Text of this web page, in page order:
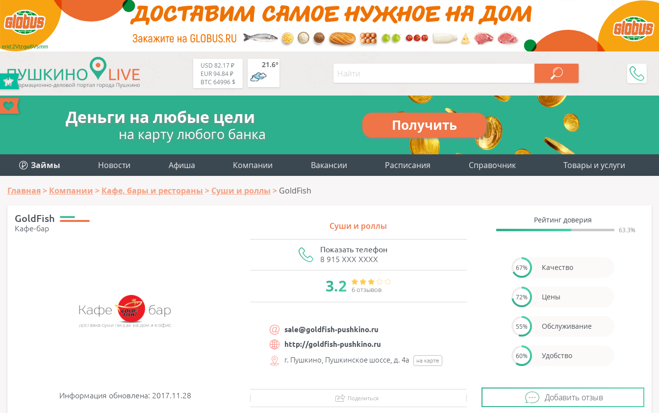
erid:2Vtzqw6Vsmm
USD 82.17 ₽
EUR 94.84 ₽
BTC 64996 $
21.6°
Деньги на любые цели
на карту любого банка
Получить
Займы Новости Афиша Компании Вакансии Расписания Справочник Товары и услуги
Главная Компании Кафе, бары и рестораны Суши и роллы GoldFish
GoldFish
Кафе-бар
Информация обновлена: 2017.11.28
Суши и роллы
Показать телефон
8 915 XXX XXXX
3.2 6 отзывов
sale@goldfish-pushkino.ru
http://goldfish-pushkino.ru
г. Пушкино, Пушкинское шоссе, д. 4а
на карте
Поделиться
Рейтинг доверия
63.3%
67% Качество
72% Цены
55% Обслуживание
60% Удобство
Добавить отзыв